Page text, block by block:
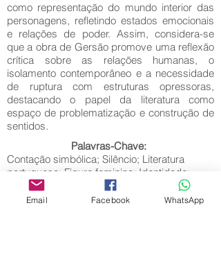
como representação do mundo interior das
personagens, refletindo estados emocionais
e relações de poder. Assim, considera-se
que a obra de Gersão promove uma reflexão
crítica sobre as relações humanas, o
isolamento contemporâneo e a necessidade
de ruptura com estruturas opressoras,
destacando o papel da literatura como
espaço de problematização e construção de
sentidos.
Palavras-Chave:
Contação simbólica; Silêncio; Literatura
portuguesa; Figura feminina; Identidade;
Narrativa; Espaço simbólico.
Email Facebook WhatsApp